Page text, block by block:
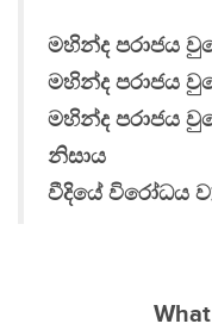
මහින්ද පරාජය
මහින්ද පරාජය
මහින්ද පරාජය
නිසාය
වීදියේ විරෝධය